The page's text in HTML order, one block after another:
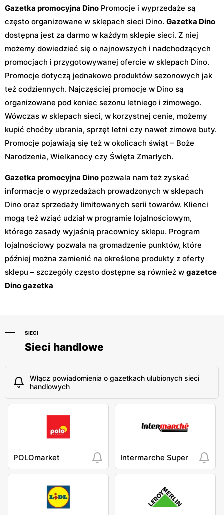
Gazetka promocyjna Dino Promocje i wyprzedaże są
często organizowane w sklepach sieci Dino. Gazetka Dino
dostępna jest za darmo w każdym sklepie sieci. Z niej
możemy dowiedzieć się o najnowszych i nadchodzących
promocjach i przygotowywanej ofercie w sklepach Dino.
Promocje dotyczą jednakowo produktów sezonowych jak
też codziennych. Najczęściej promocje w Dino są
organizowane pod koniec sezonu letniego i zimowego.
Wówczas w sklepach sieci, w korzystnej cenie, możemy
kupić choćby ubrania, sprzęt letni czy nawet zimowe buty.
Promocje pojawiają się też w okolicach świąt – Boże
Narodzenia, Wielkanocy czy Święta Zmarłych.
Gazetka promocyjna Dino pozwala nam też zyskać
informacje o wyprzedażach prowadzonych w sklepach
Dino oraz sprzedaży limitowanych serii towarów. Klienci
mogą też wziąć udział w programie lojalnościowym,
którego zasady wyjaśnią pracownicy sklepu. Program
lojalnościowy pozwala na gromadzenie punktów, które
później można zamienić na określone produkty z oferty
sklepu – szczegóły często dostępne są również w gazetce
Dino gazetka
SIECI
Sieci handlowe
Włącz powiadomienia o gazetkach ulubionych sieci
handlowych
POLOmarket Intermarche Super